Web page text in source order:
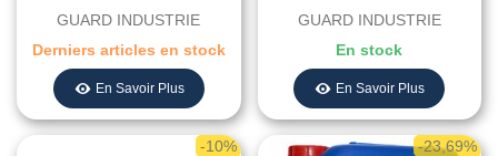
Surface Matériaux Friables
GUARD INDUSTRIE
Derniers articles en stock
En Savoir Plus
GUARD INDUSTRIE
En stock
En Savoir Plus
-10% -23,69%